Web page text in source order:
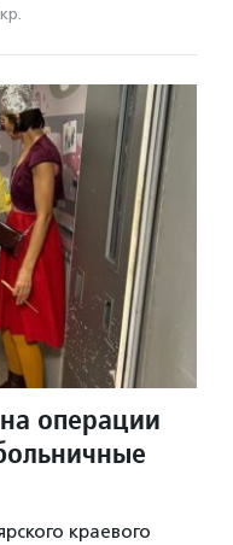
операции
краевого